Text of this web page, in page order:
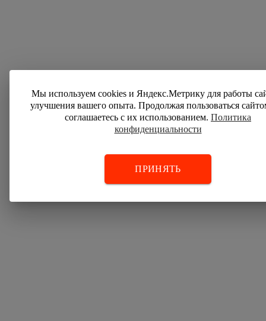
Мы используем cookies и Яндекс.Метрику для работы
улучшения вашего опыта. Продолжая пользоваться
соглашаетесь с их использованием. Политика
конфиденциальности
ПРИНЯТЬ